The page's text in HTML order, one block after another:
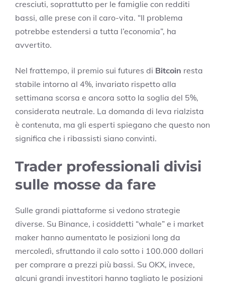
cresciuti, soprattutto per le famiglie con redditi
bassi, alle prese con il caro-vita. “Il problema
potrebbe estendersi a tutta l’economia”, ha
avvertito.
Nel frattempo, il premio sui futures di Bitcoin resta
stabile intorno al 4%, invariato rispetto alla
settimana scorsa e ancora sotto la soglia del 5%,
considerata neutrale. La domanda di leva rialzista
è contenuta, ma gli esperti spiegano che questo non
significa che i ribassisti siano convinti.
Trader professionali divisi
sulle mosse da fare
Sulle grandi piattaforme si vedono strategie
diverse. Su Binance, i cosiddetti “whale” e i market
maker hanno aumentato le posizioni long da
mercoledì, sfruttando il calo sotto i 100.000 dollari
per comprare a prezzi più bassi. Su OKX, invece,
alcuni grandi investitori hanno tagliato le posizioni